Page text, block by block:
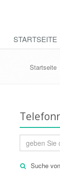
STARTSEITE
Startseite
Suche